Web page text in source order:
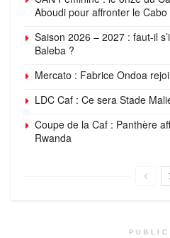
Aboudi pour affronter le Cabo
Saison 2026 – 2027 : faut-il
Baleba ?
Mercato : Fabrice Ondoa
LDC Caf : Ce sera Stade
Coupe de la Caf : Panthère
Rwanda